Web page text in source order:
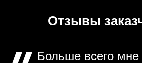
Отзывы
Больше всего мне